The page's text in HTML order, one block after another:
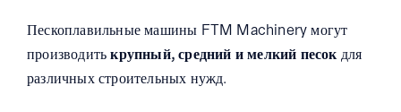
Пескоплавильные машины FTM Machinery могут
производитькрупный, средний и мелкий песокдля
различных строительных нужд.